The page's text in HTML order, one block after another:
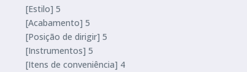
[Estilo] 5
[Acabamento] 5
[Posição de dirigir] 5
[Instrumentos] 5
[Itens de conveniência] 4